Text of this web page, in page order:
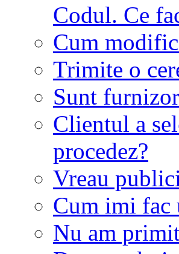
Codul. Ce
Cum
Trimite o
Sunt
Clientul a
procedez?
Vreau
Cum imi fac
Nu am